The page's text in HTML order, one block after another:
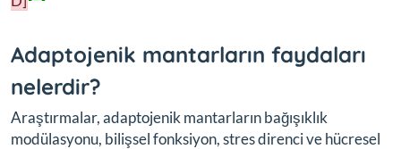
Adaptojenik mantarların faydaları
nelerdir?
Araştırmalar, adaptojenik mantarların bağışıklık
modülasyonu, bilişsel fonksiyon, stres direnci ve hücresel